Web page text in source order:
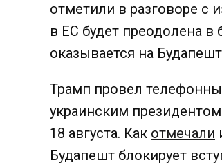
отметили в разговоре с
в ЕС будет преодолена
оказывается на
Трамп провел
украинским
18 августа. Как отмечали
Будапешт блокирует